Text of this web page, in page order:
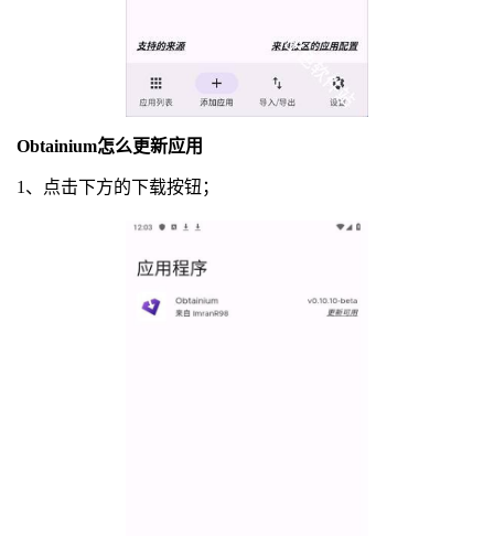
Obtainium怎么更新应用
1、点击下方的下载按钮；